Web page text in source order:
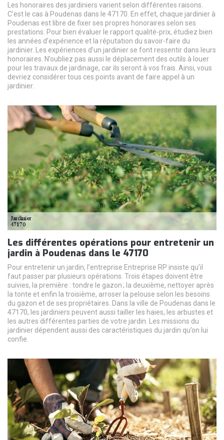
Les honoraires des jardiniers varient selon différentes raisons.
C’est le cas à Poudenas dans le 47170. En effet, chaque jardinier à
Poudenas est libre de fixer ses propres honoraires selon ses
prestations. Pour bien évaluer le rapport qualité-prix, étudiez bien
les années d’expérience et la réputation du savoir-faire du
jardinier. Les expériences d’un jardinier se font ressentir dans leurs
honoraires. N’oubliez pas aussi le déplacement des outils à louer
pour les travaux de jardinage, car ils seront à vos frais. Ainsi, vous
devriez considérer tous ces points avant de faire appel à un
jardinier.
Les différentes opérations pour entretenir un
jardin à Poudenas dans le 47170
Pour entretenir un jardin, l’entreprise Entreprise RP insiste qu’il
faut passer par plusieurs opérations. Trois étapes doivent être
suivies, la première : tondre le gazon ; la deuxième, nettoyer après
la tonte et enfin la troisième, arroser la pelouse selon les besoins
du gazon et de ses propriétaires. Dans la ville de Poudenas dans le
47170, les jardiniers peuvent aussi tailler les haies, les arbustes et
les autres différentes parties de votre jardin. Les missions du
jardinier dépendent aussi des caractéristiques du jardin qu’on lui
confie.